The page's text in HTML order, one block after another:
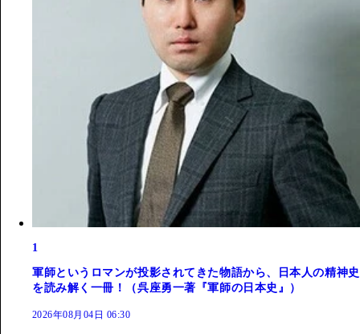
1
軍師というロマンが投影されてきた物語から、日本人の精神史
を読み解く一冊！（呉座勇一著『軍師の日本史』）
2026年08月04日 06:30